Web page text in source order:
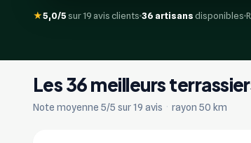
★5,0/5sur 19 avis clients 36 artisansdisponibles
Les 36 meilleurs
Note moyenne 5/5 sur 19 avis · rayon 50 km